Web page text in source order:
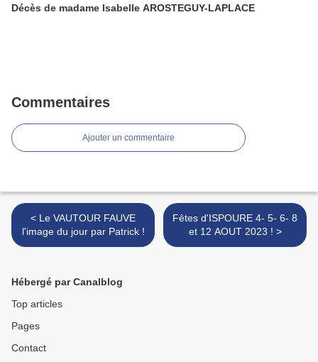
Décès de madame Isabelle AROSTEGUY-LAPLACE
Commentaires
Ajouter un commentaire
< Le VAUTOUR FAUVE
l'image du jour par Patrick !
Fêtes d'ISPOURE 4- 5- 6- 8
et 12 AOUT 2023 ! >
Hébergé par Canalblog
Top articles
Pages
Contact